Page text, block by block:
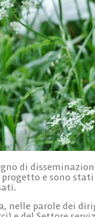
di
e sono
nelle parole dei